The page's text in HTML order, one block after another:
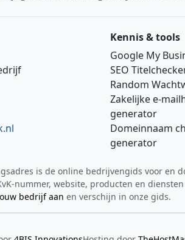
Kennis & tools
Google My
SEO
Random
Zakelijke
generator
Domeinnaam
generator
is de online bedrijvengids voor en
website, producten en
bedrijf aan en verschijn in onze gids.